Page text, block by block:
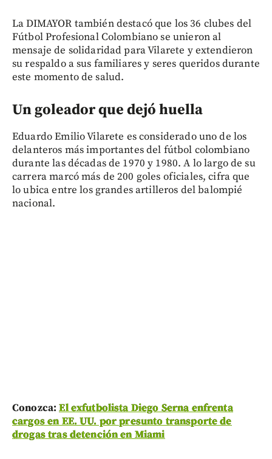
La DIMAYOR también destacó que los 36 clubes del
Fútbol Profesional Colombiano se unieron al
mensaje de solidaridad para Vilarete y extendieron
su respaldo a sus familiares y seres queridos durante
este momento de salud.
Un goleador que dejó huella
Eduardo Emilio Vilarete es considerado uno de los
delanteros más importantes del fútbol colombiano
durante las décadas de 1970 y 1980. A lo largo de su
carrera marcó más de 200 goles oficiales, cifra que
lo ubica entre los grandes artilleros del balompié
nacional.
Conozca:El exfutbolista Diego Serna enfrenta
cargos en EE. UU. por presunto transporte de
drogas tras detención en Miami